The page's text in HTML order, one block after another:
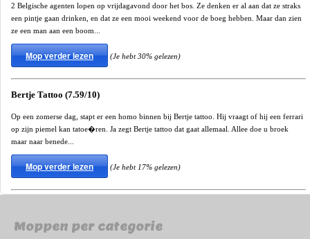
2 Belgische agenten lopen op vrijdagavond door het bos. Ze denken er al aan dat ze straks
een pintje gaan drinken, en dat ze een mooi weekend voor de boeg hebben. Maar dan zien
ze een man aan een boom...
Mop verder lezen (Je hebt 30% gelezen)
Bertje Tattoo (7.59/10)
Op een zomerse dag, stapt er een homo binnen bij Bertje tattoo. Hij vraagt of hij een ferrari
op zijn piemel kan tatoe�ren. Ja zegt Bertje tattoo dat gaat allemaal. Allee doe u broek
maar naar benede...
Mop verder lezen (Je hebt 17% gelezen)
Moppen per categorie